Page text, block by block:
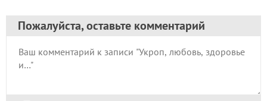
Пожалуйста, оставьте комментарий